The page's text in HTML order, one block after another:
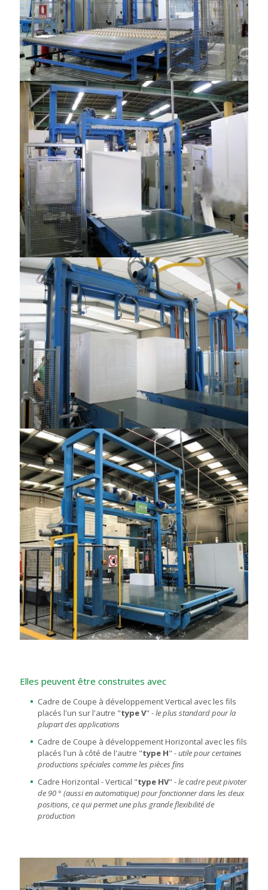
Elles peuvent être construites avec
Cadre de Coupe à développement Vertical avec les fils
placés l'un sur l'autre "type V" -le plus standard pour la
plupart des applications
Cadre de Coupe à développement Horizontal avec les fils
placés l'un à côté de l'autre "type H" -utile pour certaines
productions spéciales comme les pièces fins
Cadre Horizontal - Vertical "type HV" -le cadre peut pivoter
de 90 ° (aussi en automatique) pour fonctionner dans les deux
positions, ce qui permet une plus grande flexibilité de
production